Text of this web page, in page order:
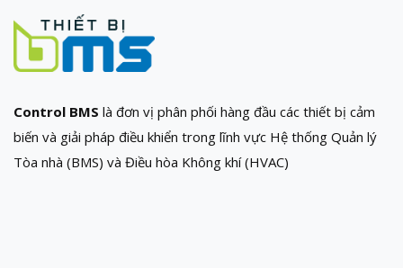
Control BMS là đơn vị phân phối hàng đầu các thiết bị cảm
biến và giải pháp điều khiển trong lĩnh vực Hệ thống Quản lý
Tòa nhà (BMS) và Điều hòa Không khí (HVAC)